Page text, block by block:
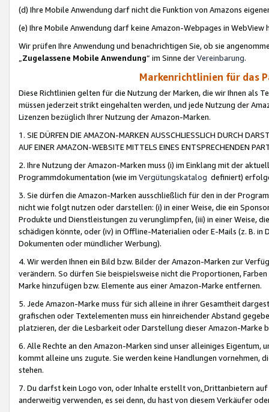
(d) Ihre Mobile Anwendung darf nicht die Funktion von Amazons
(e) Ihre Mobile Anwendung darf keine Amazon-Webpages in WebView
Wir prüfen Ihre Anwendung und benachrichtigen Sie, ob sie
„Zugelassene Mobile Anwendung“ im Sinne derVereinbarung.
Markenrichtlinien für das
Diese Richtlinien gelten für die Nutzung der Marken, die wir Ihnen als
müssen jederzeit strikt eingehalten werden, und jede Nutzung der
Lizenzen bezüglich Ihrer Nutzung der Amazon-Marken.
1. SIE DÜRFEN DIE AMAZON-MARKEN AUSSCHLIESSLICH DURCH
AUF EINER AMAZON-WEBSITE MITTELS EINES ENTSPRECHENDEN
2. Ihre Nutzung der Amazon-Marken muss (i) im Einklang mit der
Programmdokumentation (wie im Vergütungskatalog definiert)
3. Sie dürfen die Amazon-Marken ausschließlich für den in der
nicht wie folgt nutzen oder darstellen: (i) in einer Weise, die ein
Produkte und Dienstleistungen zu verunglimpfen, (iii) in einer Weise,
schädigen könnte, oder (iv) in Offline-Materialien oder E-Mails (z. B. in
Dokumenten oder mündlicher Werbung).
4. Wir werden Ihnen ein Bild bzw. Bilder der Amazon-Marken zur
verändern. So dürfen Sie beispielsweise nicht die Proportionen,
Marke hinzufügen bzw. Elemente aus einer Amazon-Marke entfernen.
5. Jede Amazon-Marke muss für sich alleine in ihrer Gesamtheit
grafischen oder Textelementen muss ein hinreichender Abstand
platzieren, der die Lesbarkeit oder Darstellung dieser Amazon-Marke
6. Alle Rechte an den Amazon-Marken sind unser alleiniges
kommt alleine uns zugute. Sie werden keine Handlungen vornehmen,
stehen.
7. Du darfst kein Logo von, oder Inhalte erstellt von,Drittanbietern auf
anderweitig verwenden, es sei denn, du hast von diesem Verkäufer